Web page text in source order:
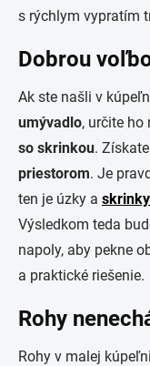
s rýchlym vypratím
Dobrou
Ak ste našli v
umývadlo, určite ho
so skrinkou.
priestorom. Je
ten je úzky a
Výsledkom teda
napoly, aby pekne
a praktické riešenie.
Rohy
Rohy v malej